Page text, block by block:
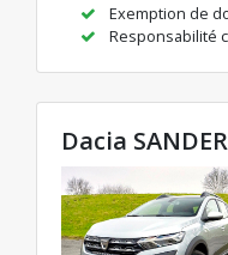
Exemption de
Responsabilité
Dacia